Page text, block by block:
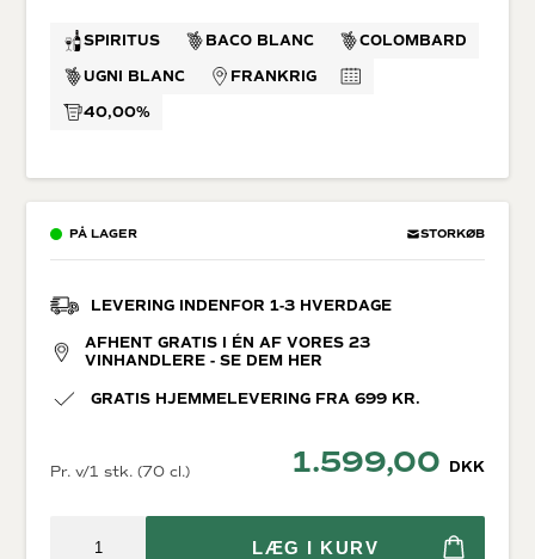
SPIRITUS BACO BLANC
COLOMBARD
UGNI BLANC
FRANKRIG
40,00%
PÅ LAGER STORKØB
LEVERING INDENFOR 1-3 HVERDAGE
AFHENT GRATIS I ÉN AF VORES 23
VINHANDLERE - SE DEM HER
GRATIS HJEMMELEVERING FRA 699 KR.
Pr. v/1 stk. (70 cl.) 1.599,00 DKK
LÆG I KURV